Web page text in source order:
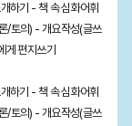
하기 - 책 속 심화어휘
/토의) - 개요작성(글쓰
게 편지쓰기
하기 - 책 속 심화어휘
/토의) - 개요작성(글쓰